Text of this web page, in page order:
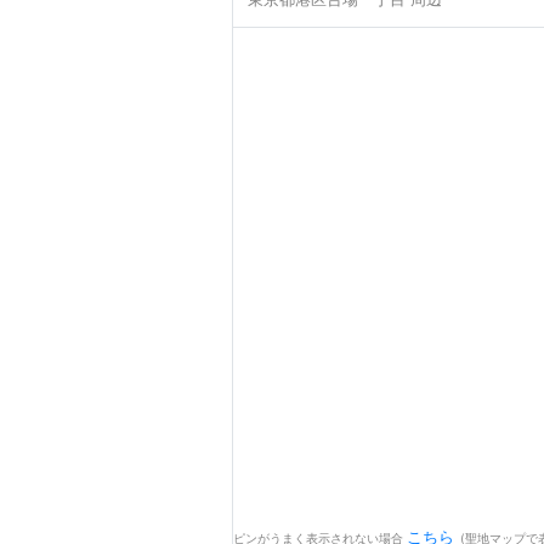
ピンがうまく表示されない場合 こちら (聖地マップで